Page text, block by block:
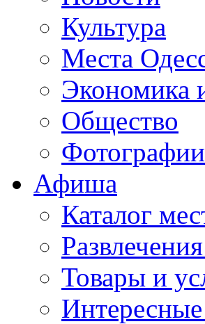
Культура
Места
Экономика
Общество
Фотографии
Афиша
Каталог
Товары и